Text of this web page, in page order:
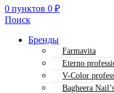
0 пунктов 0 ₽
Поиск
Бренды
Farmavita
Eterno
V-Color
Bagheera Nail’s